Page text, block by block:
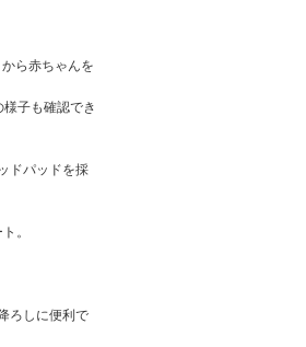
ら赤ちゃんを
子も確認でき
ドパッドを採
。
ろしに便利で